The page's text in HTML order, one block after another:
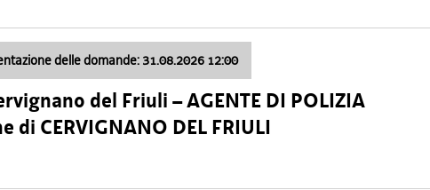
delle domande: 31.08.2026 12:00
del Friuli – AGENTE DI POLIZIA
di CERVIGNANO DEL FRIULI